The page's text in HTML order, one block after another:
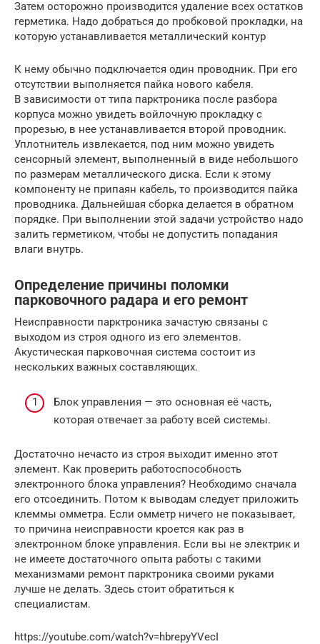
Затем осторожно производится удаление всех остатков
герметика. Надо добраться до пробковой прокладки, на
которую устанавливается металлический контур
К нему обычно подключается один проводник. При его
отсутствии выполняется пайка нового кабеля.
В зависимости от типа парктроника после разбора
корпуса можно увидеть войлочную прокладку с
прорезью, в нее устанавливается второй проводник.
Уплотнитель извлекается, под ним можно увидеть
сенсорный элемент, выполненный в виде небольшого
по размерам металлического диска. Если к этому
компоненту не припаян кабель, то производится пайка
проводника. Дальнейшая сборка делается в обратном
порядке. При выполнении этой задачи устройство надо
залить герметиком, чтобы не допустить попадания
влаги внутрь.
Определение причины поломки
парковочного радара и его ремонт
Неисправности парктроника зачастую связаны с
выходом из строя одного из его элементов.
Акустическая парковочная система состоит из
нескольких важных составляющих.
Блок управления — это основная её часть,
которая отвечает за работу всей системы.
Достаточно нечасто из строя выходит именно этот
элемент. Как проверить работоспособность
электронного блока управления? Необходимо сначала
его отсоединить. Потом к выводам следует приложить
клеммы омметра. Если омметр ничего не показывает,
то причина неисправности кроется как раз в
электронном блоке управления. Если вы не электрик и
не имеете достаточного опыта работы с такими
механизмами ремонт парктроника своими руками
лучше не делать. Здесь стоит обратиться к
специалистам.
https://youtube.com/watch?v=hbrepyYVecI